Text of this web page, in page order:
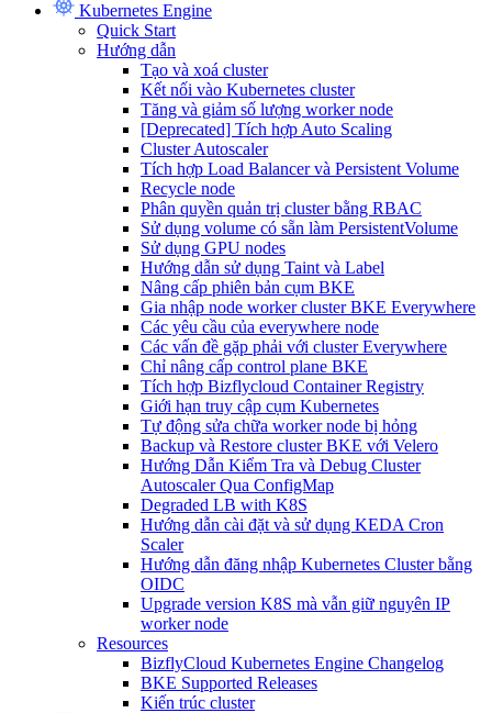
Kubernetes Engine
Quick Start
Hướng dẫn
Tạo và xoá cluster
Kết nối vào Kubernetes cluster
Tăng và giảm số lượng worker node
[Deprecated] Tích hợp Auto Scaling
Cluster Autoscaler
Tích hợp Load Balancer và Persistent Volume
Recycle node
Phân quyền quản trị cluster bằng RBAC
Sử dụng volume có sẵn làm PersistentVolume
Sử dụng GPU nodes
Hướng dẫn sử dụng Taint và Label
Nâng cấp phiên bản cụm BKE
Gia nhập node worker cluster BKE Everywhere
Các yêu cầu của everywhere node
Các vấn đề gặp phải với cluster Everywhere
Chỉ nâng cấp control plane BKE
Tích hợp Bizflycloud Container Registry
Giới hạn truy cập cụm Kubernetes
Tự động sửa chữa worker node bị hỏng
Backup và Restore cluster BKE với Velero
Hướng Dẫn Kiểm Tra và Debug Cluster
Autoscaler Qua ConfigMap
Degraded LB with K8S
Hướng dẫn cài đặt và sử dụng KEDA Cron
Scaler
Hướng dẫn đăng nhập Kubernetes Cluster bằng
OIDC
Upgrade version K8S mà vẫn giữ nguyên IP
worker node
Resources
BizflyCloud Kubernetes Engine Changelog
BKE Supported Releases
Kiến trúc cluster